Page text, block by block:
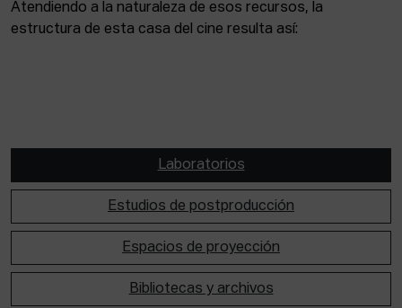
Atendiendo a la naturaleza de esos recursos, la
estructura de esta casa del cine resulta así:
Laboratorios
Estudios de postproducción
Espacios de proyección
Bibliotecas y archivos